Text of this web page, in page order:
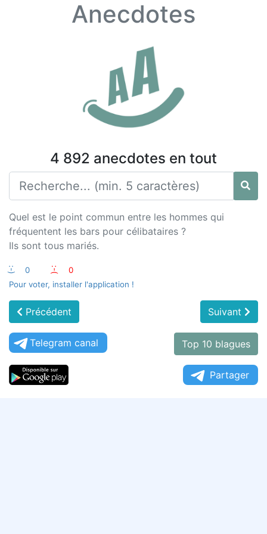
Anecdotes
4 892 anecdotes en tout
Quel est le point commun entre les hommes qui
fréquentent les bars pour célibataires ?
Ils sont tous mariés.
:-) 0 :-(
0
Pour voter, installer l'application !
Précédent Suivant
Telegram canal Top 10 blagues
Partager